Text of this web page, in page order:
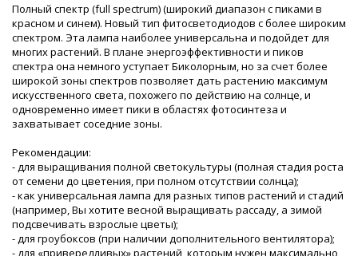
Полный спектр (full spectrum) (широкий диапазон с пиками в
красном и синем). Новый тип фитосветодиодов с более широким
спектром. Эта лампа наиболее универсальна и подойдет для
многих растений. В плане энергоэффективности и пиков
спектра она немного уступает Биколорным, но за счет более
широкой зоны спектров позволяет дать растению максимум
искусственного света, похожего по действию на солнце, и
одновременно имеет пики в областях фотосинтеза и
захватывает соседние зоны.
Рекомендации:
- для выращивания полной светокультуры (полная стадия роста
от семени до цветения, при полном отсутствии солнца);
- как универсальная лампа для разных типов растений и стадий
(например, Вы хотите весной выращивать рассаду, а зимой
подсвечивать взрослые цветы);
- для гроубоксов (при наличии дополнительного вентилятора);
- для «привередливых» растений, которым нужен максимально